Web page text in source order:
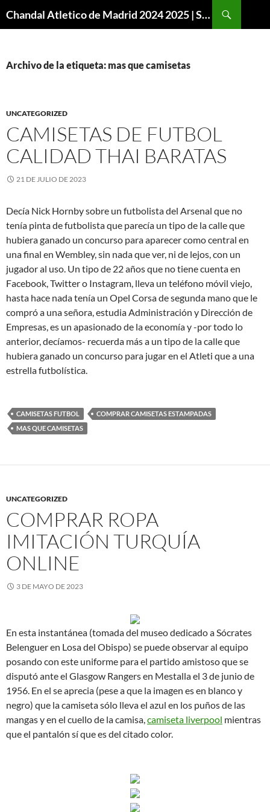
Chandal Atletico de Madrid 2024 2025 | SuperVigo
Archivo de la etiqueta: mas que camisetas
UNCATEGORIZED
CAMISETAS DE FUTBOL
CALIDAD THAI BARATAS
21 DE JULIO DE 2023
Decía Nick Hornby sobre un futbolista del Arsenal que no
tenía pinta de futbolista que parecía un tipo de la calle que
hubiera ganado un concurso para aparecer como central en
una final en Wembley, sin nada que ver, ni de lejos, con un
jugador al uso. Un tipo de 22 años que no tiene cuenta en
Facebook, Twitter o Instagram, lleva un teléfono móvil viejo,
hasta hace nada tenía un Opel Corsa de segunda mano que le
compró a una señora, estudia Administración y Dirección de
Empresas, es un apasionado de la economía y -por todo lo
anterior, decíamos- recuerda más a un tipo de la calle que
hubiera ganado un concurso para jugar en el Atleti que a una
estrella futbolística.
CAMISETAS FUTBOL
COMPRAR CAMISETAS ESTAMPADAS
MAS QUE CAMISETAS
UNCATEGORIZED
COMPRAR ROPA
IMITACIÓN TURQUÍA
ONLINE
3 DE MAYO DE 2023
En esta instantánea (tomada del museo dedicado a Sócrates
Belenguer en Losa del Obispo) se puede observar al equipo
posando con este uniforme para el partido amistoso que se
disputó ante el Glasgow Rangers en Mestalla el 3 de junio de
1956. En el se aprecia (pese a que la imagen es en blanco y
negro) que la camiseta sólo lleva el azul en los puños de las
mangas y en el cuello de la camisa,camiseta liverpool mientras
que el pantalón sí que es del citado color.